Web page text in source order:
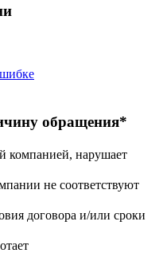
обращения*
компанией, нарушает
не соответствуют
договора и/или сроки